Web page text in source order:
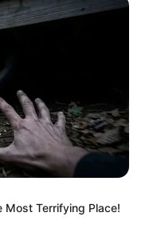
Most Terrifying Place!